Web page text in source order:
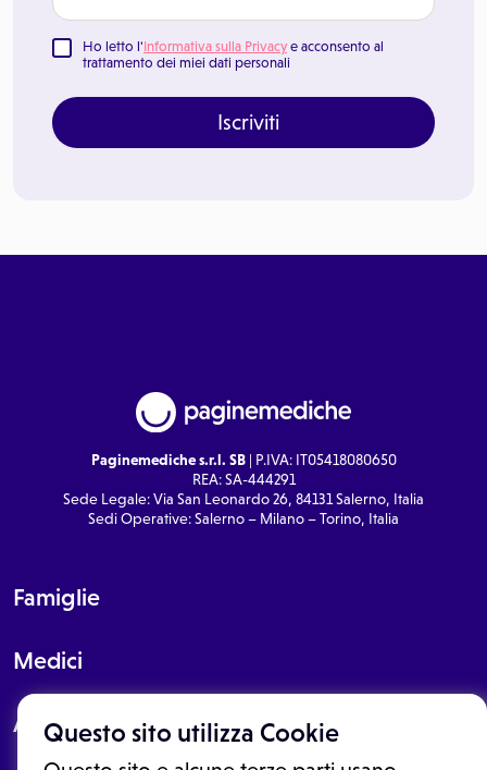
Questo sito utilizza Cookie
Ho letto l'Informativa sulla Privacy e acconsento al
trattamento dei miei dati personali
Iscriviti
Paginemediche s.r.l. SB| P.IVA: IT05418080650
REA: SA-444291
Sede Legale: Via San Leonardo 26, 84131 Salerno, Italia
Sedi Operative: Salerno – Milano – Torino, Italia
Famiglie
Medici
About